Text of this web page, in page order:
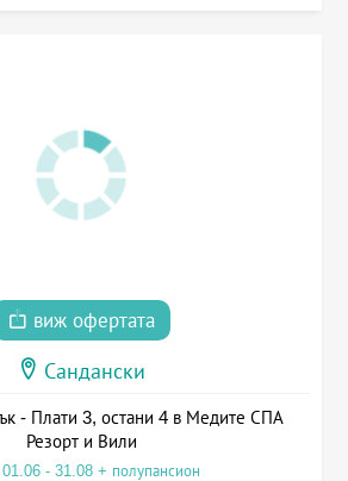
виж офертата
Сандански
- Плати 3, остани 4 в Медите СПА
Резорт и Вили
- 31.08 + полупансион